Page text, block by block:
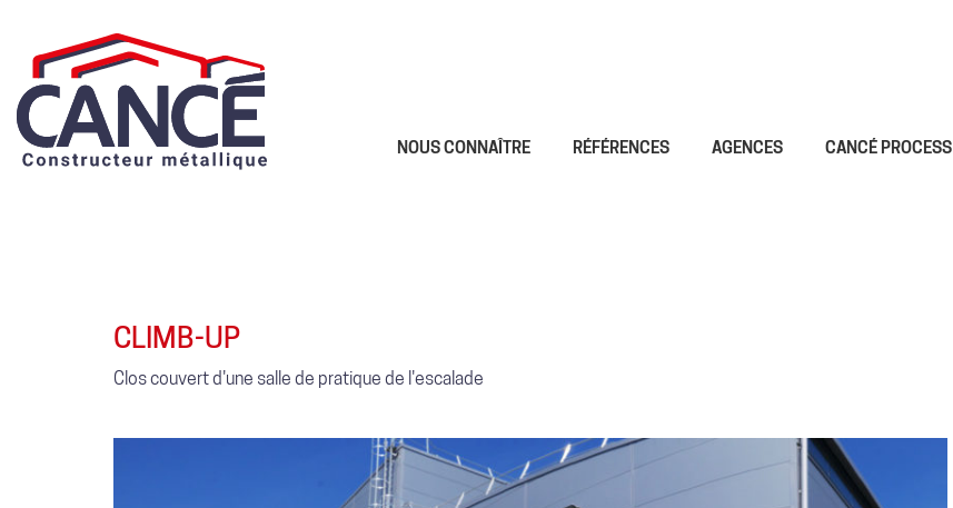
NOUS CONNAÎTRE RÉFÉRENCES AGENCES CANCÉ PROCESS
CLIMB-UP
Clos couvert d'une salle de pratique de l'escalade